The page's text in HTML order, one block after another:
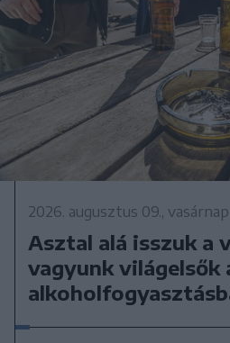
2026. augusztus 09., vasárnap
Asztal alá isszuk a
vagyunk világelsők